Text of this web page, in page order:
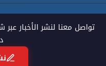
تواصل معنا لنشر الأخبار عبر